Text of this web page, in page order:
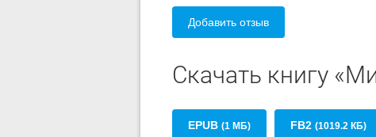
Добавить отзыв
Скачать книгу
EPUB (1 МБ) FB2 (1019.2 КБ)